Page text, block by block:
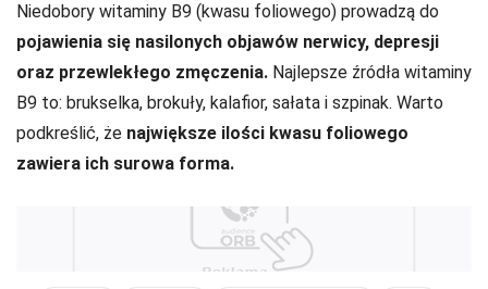
Niedobory witaminy B9 (kwasu foliowego) prowadzą do
pojawienia się nasilonych objawów nerwicy, depresji
oraz przewlekłego zmęczenia. Najlepsze źródła witaminy
B9 to: brukselka, brokuły, kalafior, sałata i szpinak. Warto
podkreślić, że największe ilości kwasu foliowego
zawiera ich surowa forma.